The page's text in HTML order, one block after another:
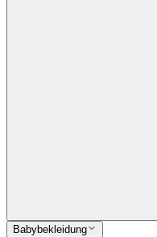
Babybekleidung